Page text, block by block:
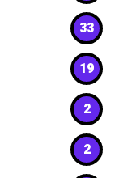
33
19
2
2